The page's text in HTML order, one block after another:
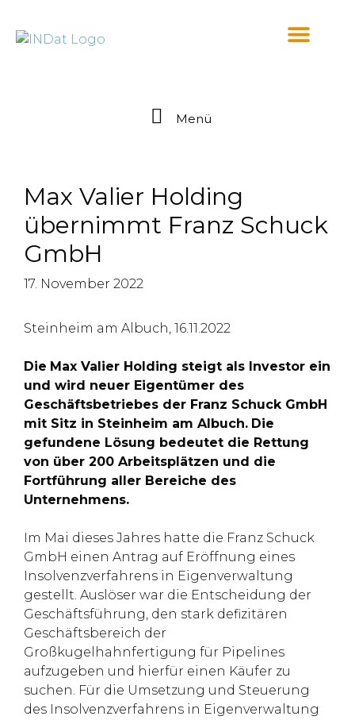
Menü
Max Valier Holding
übernimmt Franz Schuck
GmbH
17. November 2022
Steinheim am Albuch, 16.11.2022
Die Max Valier Holding steigt als Investor ein
und wird neuer Eigentümer des
Geschäftsbetriebes der Franz Schuck GmbH
mit Sitz in Steinheim am Albuch. Die
gefundene Lösung bedeutet die Rettung
von über 200 Arbeitsplätzen und die
Fortführung aller Bereiche des
Unternehmens.
Im Mai dieses Jahres hatte die Franz Schuck
GmbH einen Antrag auf Eröffnung eines
Insolvenzverfahrens in Eigenverwaltung
gestellt. Auslöser war die Entscheidung der
Geschäftsführung, den stark defizitären
Geschäftsbereich der
Großkugelhahnfertigung für Pipelines
aufzugeben und hierfür einen Käufer zu
suchen. Für die Umsetzung und Steuerung
des Insolvenzverfahrens in Eigenverwaltung